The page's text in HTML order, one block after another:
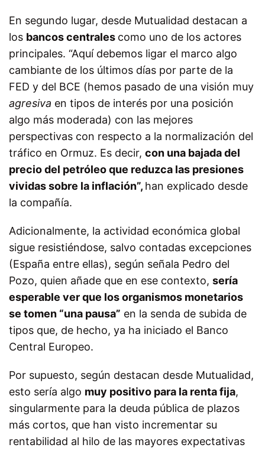
En segundo lugar, desde Mutualidad destacan a
los bancos centrales como uno de los actores
principales. “Aquí debemos ligar el marco algo
cambiante de los últimos días por parte de la
FED y del BCE (hemos pasado de una visión muy
agresiva en tipos de interés por una posición
algo más moderada) con las mejores
perspectivas con respecto a la normalización del
tráfico en Ormuz. Es decir, con una bajada del
precio del petróleo que reduzca las presiones
vividas sobre la inflación”, han explicado desde
la compañía.
Adicionalmente, la actividad económica global
sigue resistiéndose, salvo contadas excepciones
(España entre ellas), según señala Pedro del
Pozo, quien añade que en ese contexto, sería
esperable ver que los organismos monetarios
se tomen “una pausa” en la senda de subida de
tipos que, de hecho, ya ha iniciado el Banco
Central Europeo.
Por supuesto, según destacan desde Mutualidad,
esto sería algo muy positivo para la renta fija,
singularmente para la deuda pública de plazos
más cortos, que han visto incrementar su
rentabilidad al hilo de las mayores expectativas